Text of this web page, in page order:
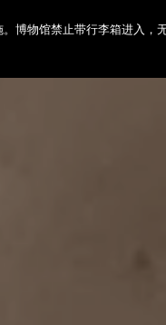
博物馆禁止带行李箱进入